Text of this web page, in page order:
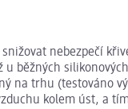
nebezpečí
u běžných
na trhu (testováno
kolem úst, a